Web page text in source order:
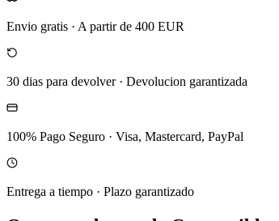
Envio gratis · A partir de 400 EUR
30 dias para devolver· Devolucion garantizada
100% Pago Seguro · Visa, Mastercard, PayPal
Entrega a tiempo · Plazo garantizado